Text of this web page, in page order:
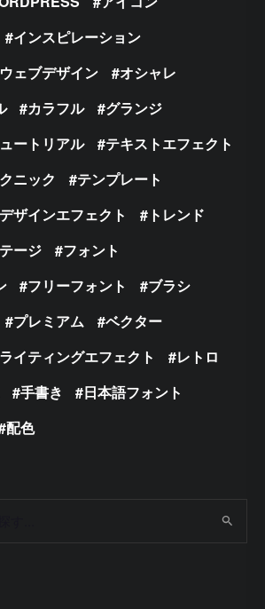
インスピレーション
ウェブデザイン
オシャレ
カラフル
グランジ
ートリアル
テキストエフェクト
ニック
テンプレート
デザインエフェクト
トレンド
ージ
フォント
フリーフォント
ブラシ
プレミアム
ベクター
ライティングエフェクト
レトロ
手書き
日本語フォント
配色